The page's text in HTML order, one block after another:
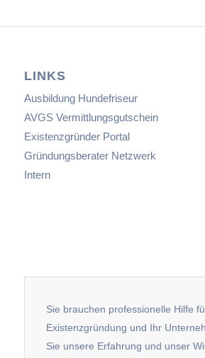
LINKS
Ausbildung Hundefriseur
AVGS Vermittlungsgutschein
Existenzgründer Portal
Gründungsberater Netzwerk
Intern
Sie brauchen professionelle Hilfe
Existenzgründung und Ihr
Sie unsere Erfahrung und unser